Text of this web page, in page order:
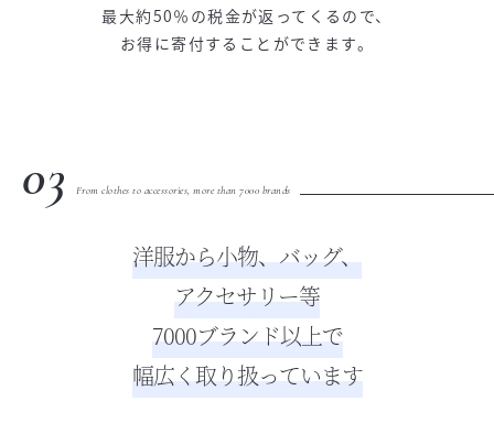
最大約50％の税金が返ってくるので、
お得に寄付することができます。
03 From clothes to accessories, more than 7000 brands
洋服から小物、バッグ、
アクセサリー等
7000ブランド以上で
幅広く取り扱っています